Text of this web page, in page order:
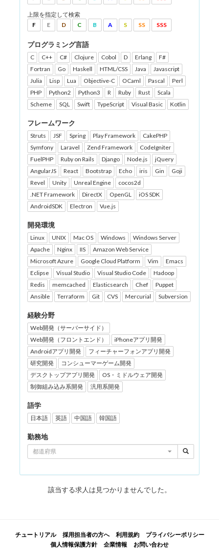
上限を指定して検索
F
E D C B A S SS SSS
プログラミング言語
C C++ C# Clojure Cobol D Erlang
F#
Fortran
Go Haskell HTML/CSS Java
Javascript
Julia
Lisp Lua Objective-C OCaml Pascal
Perl
PHP
Python2 Python3 R Ruby Rust
Scala
Scheme
SQL Swift TypeScript Visual Basic Kotlin
フレームワーク
Struts JSF Spring Play Framework
CakePHP
Symfony
Laravel Zend Framework
CodeIgniter
FuelPHP
Ruby on Rails Django Node.js
jQuery
AngularJS
React Bootstrap Echo iris Gin
Goji
Revel
Unity Unreal Engine
cocos2d
.NET Framework
DirectX OpenGL
iOS SDK
AndroidSDK
Electron Vue.js
開発環境
Linux UNIX Mac OS Windows
Windows Server
Apache
Nginx IIS
Amazon Web Service
Microsoft Azure
Google Cloud Platform Vim
Emacs
Eclipse
Visual Studio Visual Studio Code
Hadoop
Redis
memcached Elasticsearch Chef
Puppet
Ansible
Terraform Git CVS Mercurial Subversion
経験分野
Web開発（サーバーサイド）
Web開発（フロントエンド）
iPhoneアプリ開発
Androidアプリ開発
フィーチャーフォンアプリ開発
研究開発
コンシューマーゲーム開発
デスクトップアプリ開発
OS・ミドルウェア開発
制御組み込み系開発
汎用系開発
語学
日本語 英語 中国語 韓国語
勤務地
都道府県
該当する求人は見つかりませんでした。
チュートリアル 採用担当者の方へ 利用規約
プライバシーポリシー
個人情報保護方針
企業情報 お問い合わせ